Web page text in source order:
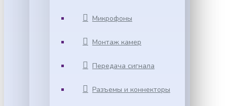
Микрофоны
Монтаж камер
Передача сигнала
Разъемы и коннекторы